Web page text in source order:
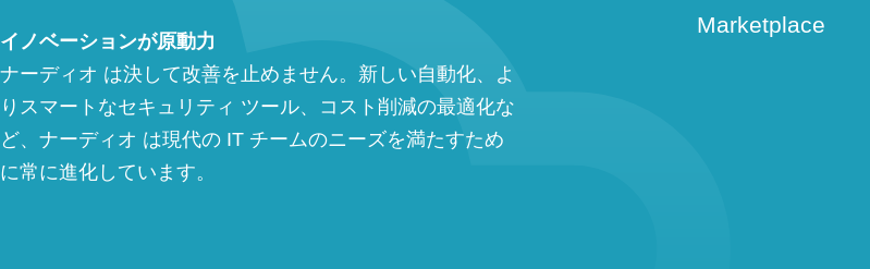
イノベーションが原動力
ナーディオ は決して改善を止めません。新しい自動化、よ
りスマートなセキュリティ ツール、コスト削減の最適化な
ど、ナーディオ は現代の IT チームのニーズを満たすため
に常に進化しています。
Marketplace